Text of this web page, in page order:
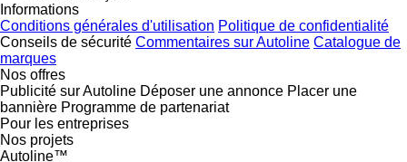
Informations
Conditions générales d'utilisation Politique de confidentialité
Conseils de sécurité Commentaires sur Autoline Catalogue de
marques
Nos offres
Publicité sur Autoline Déposer une annonce Placer une
bannière Programme de partenariat
Pour les entreprises
Nos projets
Autoline™